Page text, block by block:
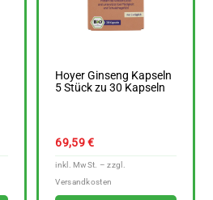
Hoyer Ginseng Kapseln
5 Stück zu 30 Kapseln
69,59€